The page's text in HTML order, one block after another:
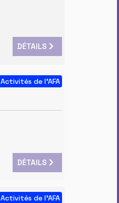
DÉTAILS
Activités de l'AFA
DÉTAILS
Activités de l'AFA